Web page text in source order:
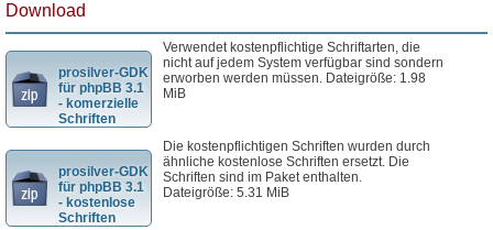
Download
prosilver-GDK
für phpBB 3.1
- komerzielle
Schriften
Verwendet kostenpflichtige Schriftarten, die
nicht auf jedem System verfügbar sind sondern
erworben werden müssen. Dateigröße: 1.98
MiB
prosilver-GDK
für phpBB 3.1
- kostenlose
Schriften
Die kostenpflichtigen Schriften wurden durch
ähnliche kostenlose Schriften ersetzt. Die
Schriften sind im Paket enthalten.
Dateigröße: 5.31 MiB